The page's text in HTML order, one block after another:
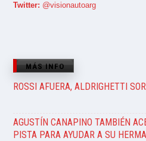
Twitter: @visionautoarg
MÁS INFO
ROSSI AFUERA, ALDRIGHETTI
AGUSTÍN CANAPINO TAMBIÉN
PISTA PARA AYUDAR A SU